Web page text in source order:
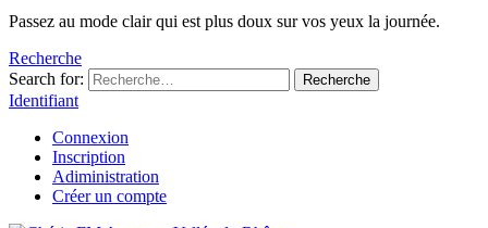
Passez au mode clair qui est plus doux sur vos yeux la journée.
Recherche
Search for:
Recherche
Identifiant
Connexion
Inscription
Adiministration
Créer un compte